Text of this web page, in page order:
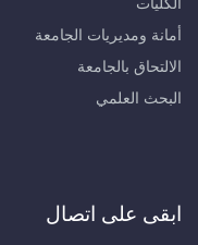
أمانة ومديريات الجامعة
الالتحاق بالجامعة
البحث العلمي
ابقى على اتصال